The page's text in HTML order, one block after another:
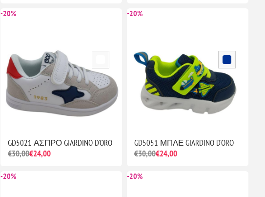
-20%
GD5021 ΑΣΠΡΟ GIARDINO D'ORO
€30,00€24,00
-20%
GD5051 ΜΠΛΕ GIARDINO D'ORO
€30,00€24,00
-20% -20%